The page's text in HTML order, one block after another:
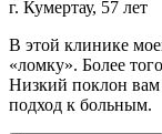
г. Кумертау, 57 лет
В этой клинике
«ломку». Более
Низкий поклон
подход к больным.